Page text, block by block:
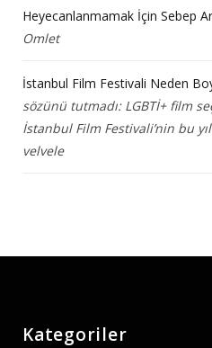
Heyecanlanmamak İçin Sebep
Omlet
İstanbul Film Festivali Neden
sözünü tutmadı: LGBTİ+ film
İstanbul Film Festivali’nin bu
velvele
Kategoriler